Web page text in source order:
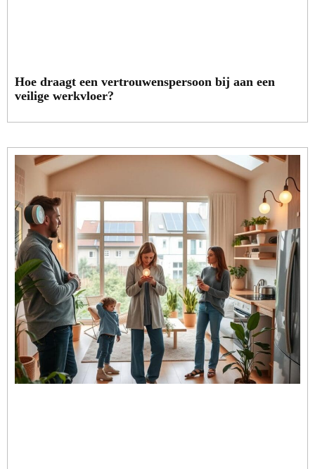
Hoe draagt een vertrouwenspersoon bij aan een
veilige werkvloer?